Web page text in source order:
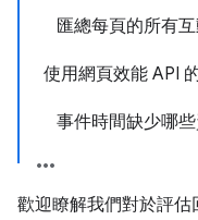
匯總每頁的所有
使用網頁效能 API
事件時間缺少哪些
歡迎瞭解我們對於評估